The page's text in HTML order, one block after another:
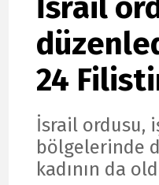
İsrail
24
İsrail ordusu,
bölgelerinde
kadının da